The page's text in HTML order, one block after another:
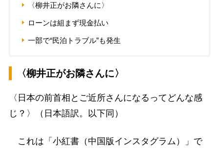
〈柳井正がお隣さんに〉
ローンは組まず現金払い
一部で“民泊トラブル”も発生
〈柳井正がお隣さんに〉
〈日本の前首相とご近所さんになるってどんな感
じ？〉（日本語訳。以下同）
これは「小紅書（中国版インスタグラム）」で